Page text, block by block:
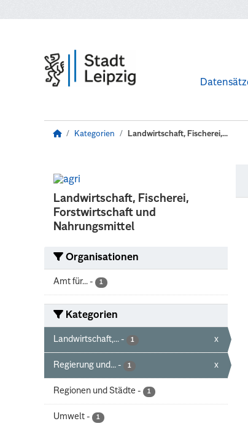
Kategorien Landwirtschaft, Fischerei,...
Landwirtschaft, Fischerei,
Forstwirtschaft und
Nahrungsmittel
Organisationen
Amt für... - 1
Kategorien
Landwirtschaft,... - 1 x
Regierung und... - 1 x
Regionen und Städte - 1
Umwelt - 1